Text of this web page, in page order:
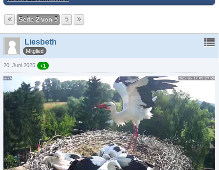
Seite 2 von 5 5
Liesbeth
Mitglied
20. Juni 2025 +1